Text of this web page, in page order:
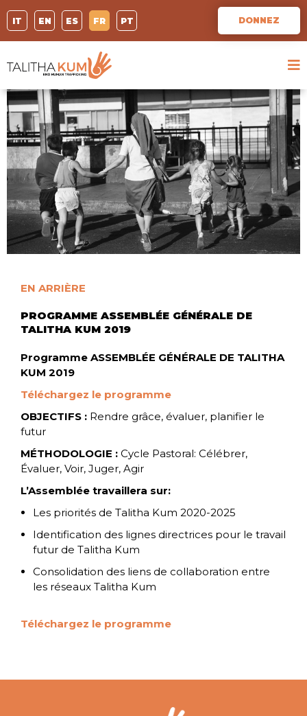
IT EN ES FR PT DONNEZ
EN ARRIÈRE
PROGRAMME ASSEMBLÉE GÉNÉRALE DE
TALITHA KUM 2019
Programme ASSEMBLÉE GÉNÉRALE DE TALITHA
KUM 2019
Téléchargez le programme
OBJECTIFS : Rendre grâce, évaluer, planifier le
futur
MÉTHODOLOGIE : Cycle Pastoral: Célébrer,
Évaluer, Voir, Juger, Agir
L’Assemblée travaillera sur:
Les priorités de Talitha Kum 2020-2025
Identification des lignes directrices pour le travail
futur de Talitha Kum
Consolidation des liens de collaboration entre
les réseaux Talitha Kum
Téléchargez le programme